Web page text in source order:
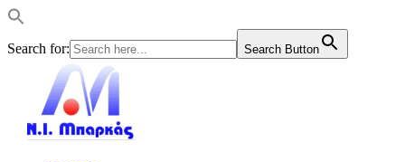
Search for: Search Button